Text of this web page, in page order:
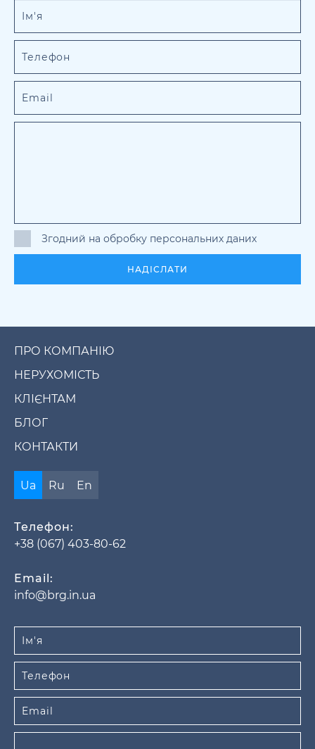
Згодний на обробку персональних даних
НАДІСЛАТИ
ПРО КОМПАНІЮ
НЕРУХОМІСТЬ
КЛІЄНТАМ
БЛОГ
КОНТАКТИ
Ua Ru En
Телефон:
+38 (067) 403-80-62
Email:
info@brg.in.ua